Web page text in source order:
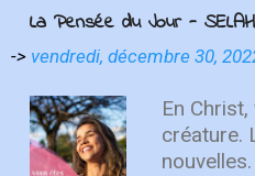
présente
un cri du
La Pensée du Jour - SELAH
-> vendredi, décembre 30,
En
créature.